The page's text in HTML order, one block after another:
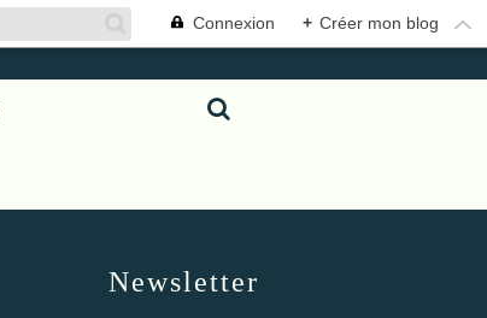
Connexion + Créer mon blog
Newsletter